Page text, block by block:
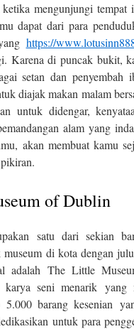
mengunjungi
dapat dari para
https://
Karena di puncak bukit,
setan dan
diajak makan malam
untuk didengar,
alam yang
akan membuat kamu
of Dublin
satu dari sekian
di kota dengan
adalah The Little
karya seni menarik
5.000 barang kesenian
untuk para